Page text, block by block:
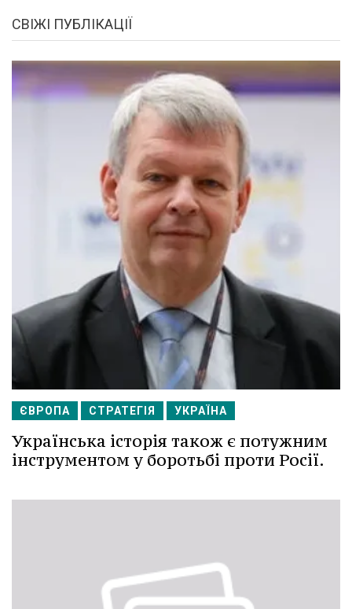
СВІЖІ ПУБЛІКАЦІЇ
ЄВРОПА СТРАТЕГІЯ УКРАЇНА
Українська історія також є потужним
інструментом у боротьбі проти Росії.